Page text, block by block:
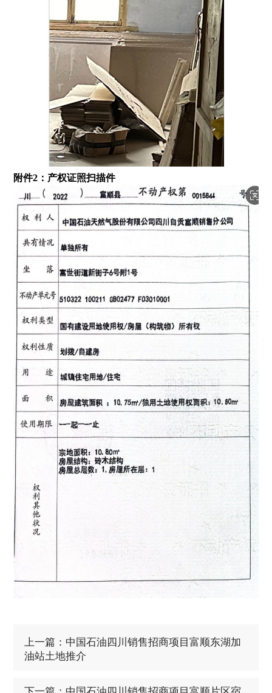
附件2：产权证照扫描件
上一篇：中国石油四川销售招商项目富顺东湖加
油站土地推介